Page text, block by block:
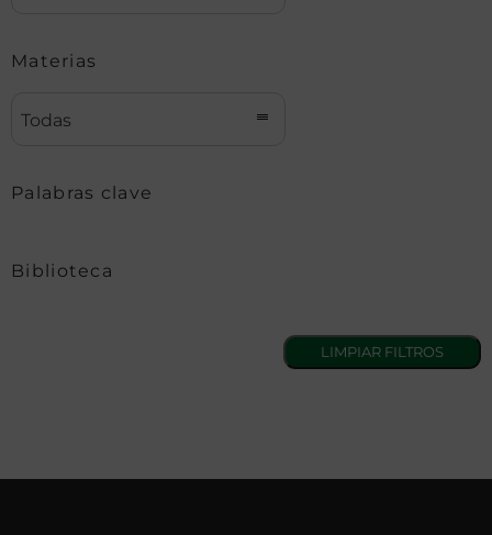
Materias
Todas
Palabras clave
Biblioteca